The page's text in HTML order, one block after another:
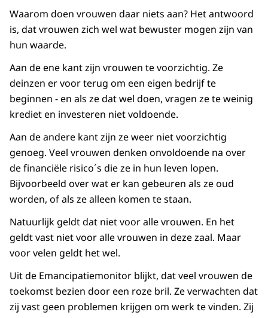
Waarom doen vrouwen daar niets aan? Het antwoord
is, dat vrouwen zich wel wat bewuster mogen zijn van
hun waarde.
Aan de ene kant zijn vrouwen te voorzichtig. Ze
deinzen er voor terug om een eigen bedrijf te
beginnen - en als ze dat wel doen, vragen ze te weinig
krediet en investeren niet voldoende.
Aan de andere kant zijn ze weer niet voorzichtig
genoeg. Veel vrouwen denken onvoldoende na over
de financiële risico´s die ze in hun leven lopen.
Bijvoorbeeld over wat er kan gebeuren als ze oud
worden, of als ze alleen komen te staan.
Natuurlijk geldt dat niet voor alle vrouwen. En het
geldt vast niet voor alle vrouwen in deze zaal. Maar
voor velen geldt het wel.
Uit de Emancipatiemonitor blijkt, dat veel vrouwen de
toekomst bezien door een roze bril. Ze verwachten dat
zij vast geen problemen krijgen om werk te vinden. Zij